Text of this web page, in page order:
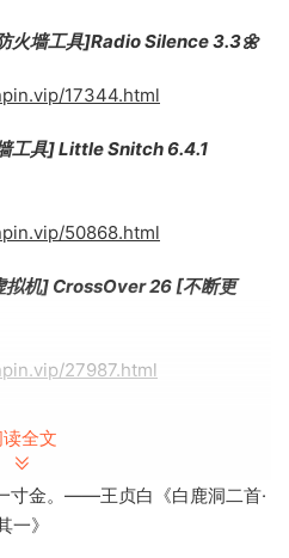
火墙工具]Radio Silence 3.3🌼
17344.html
工具] Little Snitch 6.4.1
50868.html
机] CrossOver 26 [不断更
27987.html
具🌸
果器的方法🍏
读全文
寸金。——王贞白《白鹿洞二首·
一》